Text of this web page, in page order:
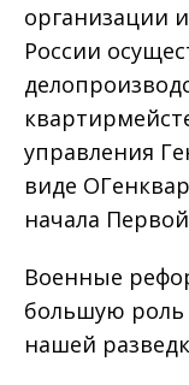
организации
России
управления
виде
начала
Военные
большую
нашей